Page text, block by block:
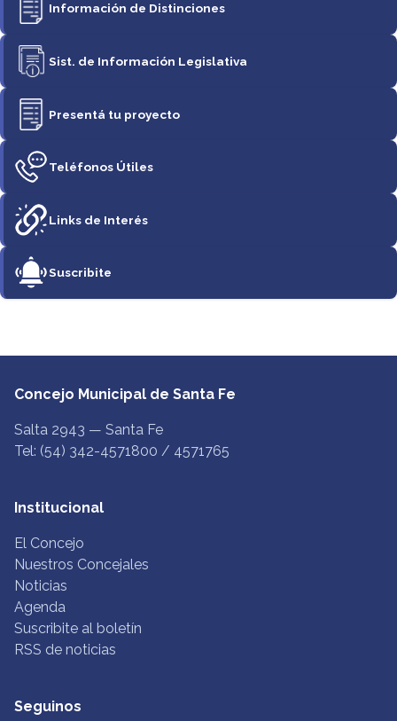
Información de Distinciones
Sist. de Información Legislativa
Presentá tu proyecto
Teléfonos Útiles
Links de Interés
Suscribite
Concejo Municipal de Santa Fe
Salta 2943 — Santa Fe
Tel: (54) 342-4571800 / 4571765
Institucional
El Concejo
Nuestros Concejales
Noticias
Agenda
Suscribite al boletín
RSS de noticias
Seguinos